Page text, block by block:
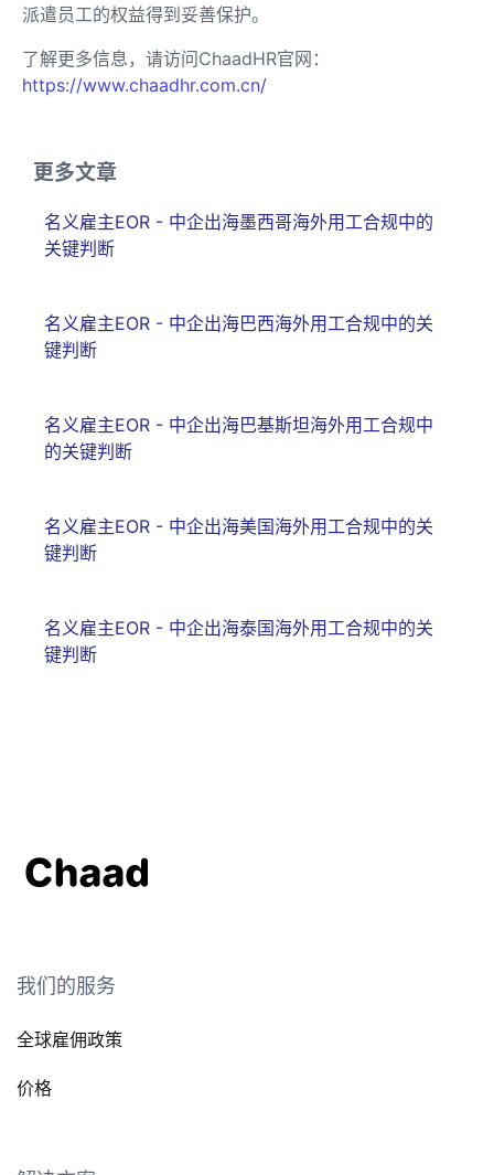
派遣员工的权益得到妥善保护。
了解更多信息，请访问ChaadHR官网：
https://www.chaadhr.com.cn/
更多文章
名义雇主EOR - 中企出海墨西哥海外用工合规中的
关键判断
名义雇主EOR - 中企出海巴西海外用工合规中的关
键判断
名义雇主EOR - 中企出海巴基斯坦海外用工合规中
的关键判断
名义雇主EOR - 中企出海美国海外用工合规中的关
键判断
名义雇主EOR - 中企出海泰国海外用工合规中的关
键判断
我们的服务
全球雇佣政策
价格